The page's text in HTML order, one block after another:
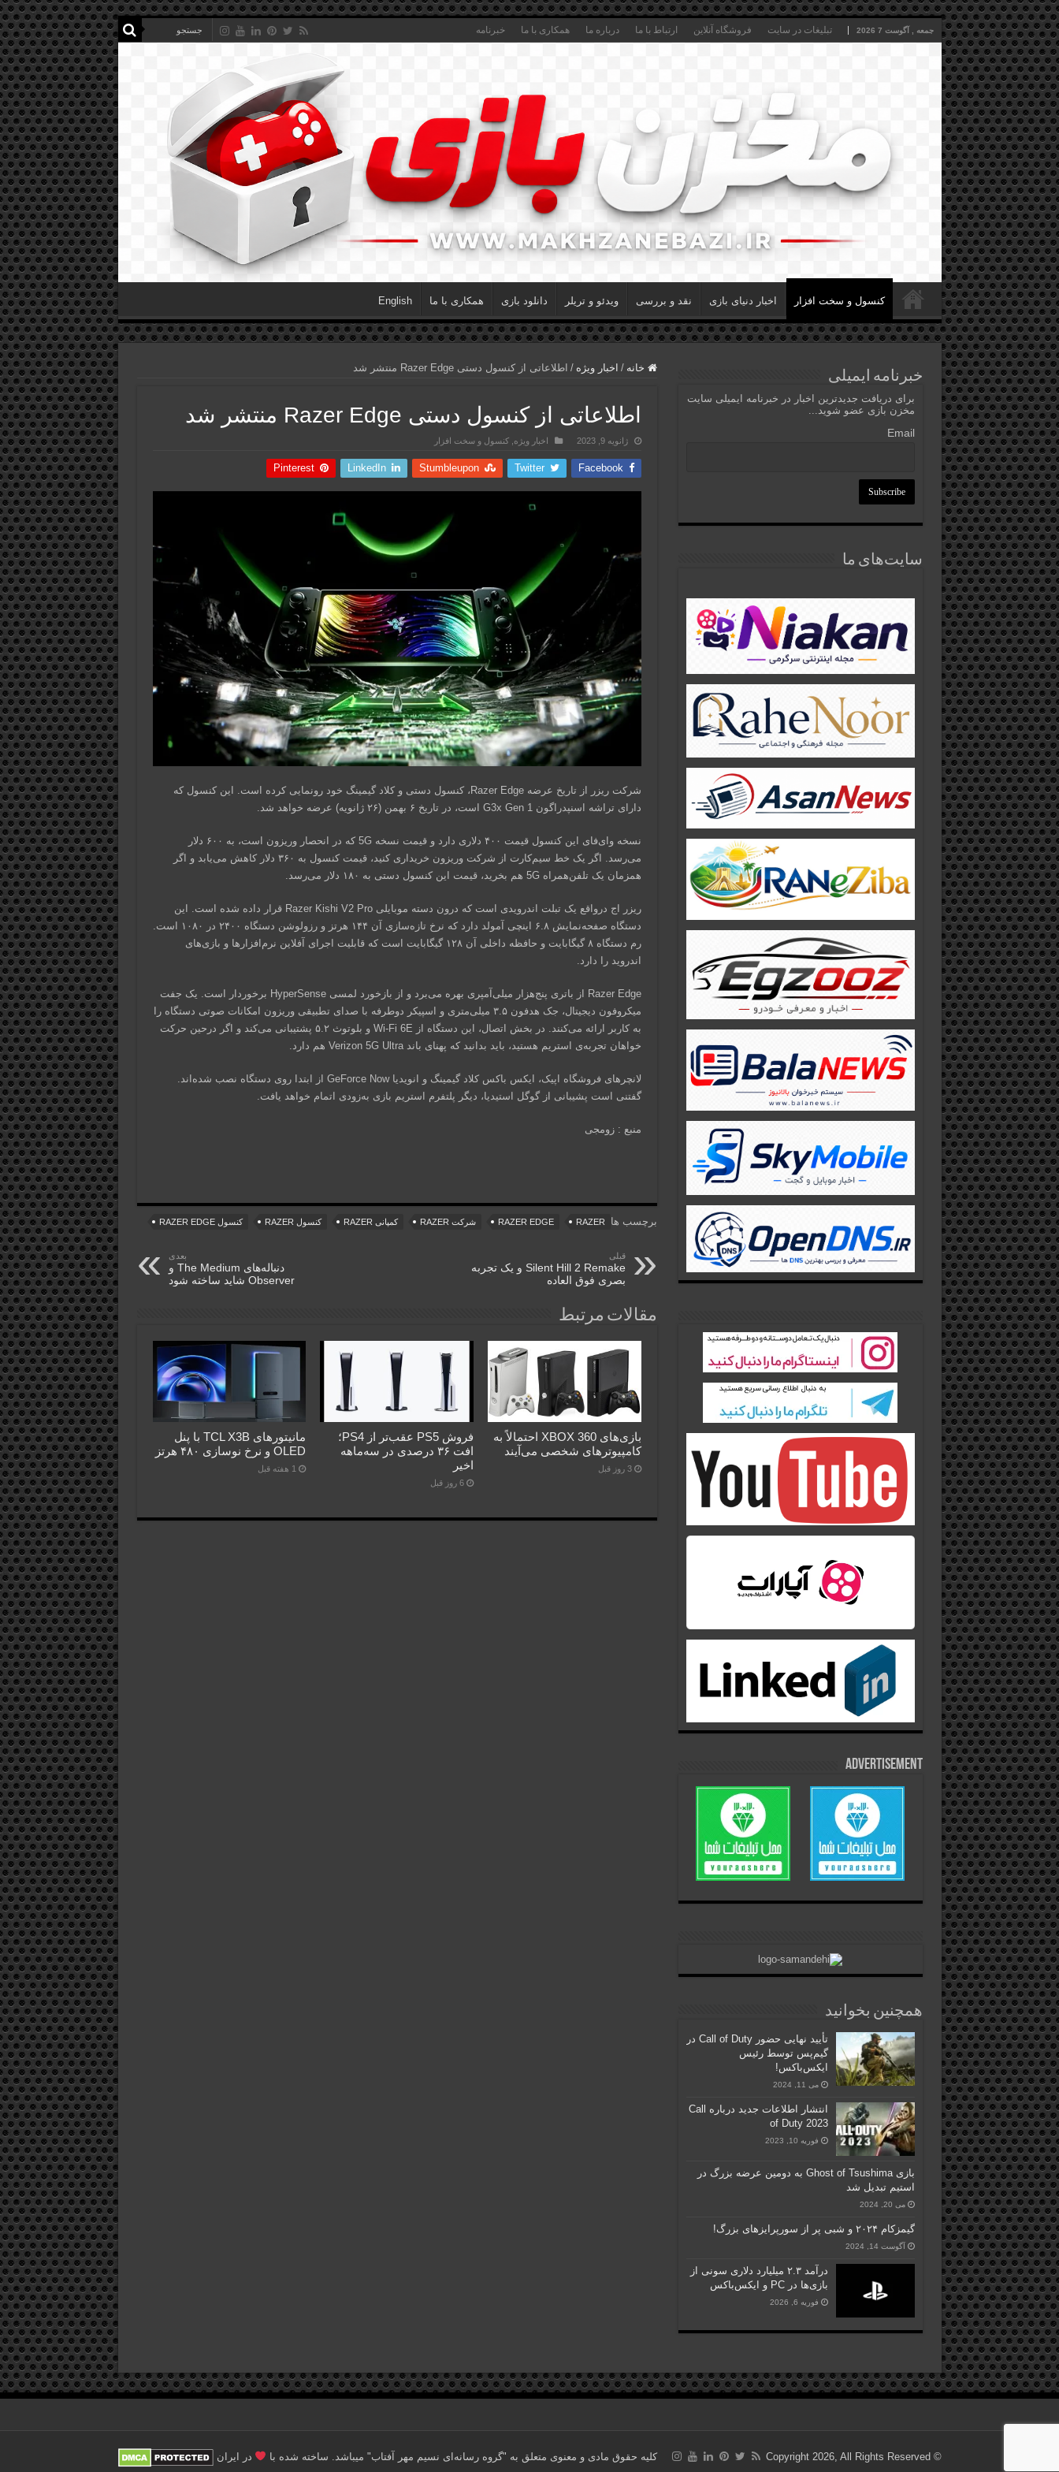
جمعه , آگوست 7 2026 تبلیغات در سایت فروشگاه آنلاین ارتباط با ما درباره ما همکاری با ما خبرنامه
کنسول و سخت افزار اخبار دنیای بازی نقد و بررسی ویدئو و تریلر دانلود بازی همکاری با ما English
خانه / اخبار ویژه / اطلاعاتی از کنسول دستی Razer Edge منتشر شد
اطلاعاتی از کنسول دستی Razer Edge منتشر شد
ژانویه 9, 2023 اخبار ویژه ,کنسول و سخت افزار
Facebook
Twitter
Stumbleupon
LinkedIn
Pinterest
شرکت ریزر از تاریخ عرضه Razer Edge، کنسول دستی و کلاد گیمینگ خود رونمایی کرده است. این کنسول که
دارای تراشه اسنپدراگون G3x Gen 1 است، در تاریخ ۶ بهمن (۲۶ ژانویه) عرضه خواهد شد.
نسخه وای‌فای این کنسول قیمت ۴۰۰ دلاری دارد و قیمت نسخه 5G که در انحصار وریزون است، به ۶۰۰ دلار
می‌رسد. اگر یک خط سیم‌کارت از شرکت وریزون خریداری کنید، قیمت کنسول به ۳۶۰ دلار کاهش می‌یابد و اگر
همزمان یک تلفن‌همراه 5G هم بخرید، قیمت این کنسول دستی به ۱۸۰ دلار می‌رسد.
ریزر اج درواقع یک تبلت اندرویدی است که درون دسته موبایلی Razer Kishi V2 Pro قرار داده شده است. این
دستگاه صفحه‌نمایش ۶.۸ اینچی آمولد دارد که نرخ تازه‌سازی آن ۱۴۴ هرتز و رزولوشن دستگاه ۲۴۰۰ در ۱۰۸۰ است.
رم دستگاه ۸ گیگابایت و حافظه داخلی آن ۱۲۸ گیگابایت است که قابلیت اجرای آفلاین نرم‌افزارها و بازی‌های
اندروید را دارد.
Razer Edge از باتری پنج‌هزار میلی‌آمپری بهره می‌برد و از بازخورد لمسی HyperSense برخوردار است. یک جفت
میکروفون دیجیتال، جک هدفون ۳.۵ میلی‌متری و اسپیکر دوطرفه با صدای تطبیقی وریزون امکانات صوتی دستگاه را
به کاربر ارائه می‌کنند. در بخش اتصال، این دستگاه از Wi-Fi 6E و بلوتوث ۵.۲ پشتیبانی می‌کند و اگر درحین حرکت
خواهان تجربه‌ی استریم هستید، باید بدانید که پهنای باند Verizon 5G Ultra هم دارد.
لانچرهای فروشگاه اپیک، ایکس باکس کلاد گیمینگ و انویدیا GeForce Now از ابتدا روی دستگاه نصب‌ شده‌اند.
گفتنی است پشیبانی از گوگل استیدیا، دیگر پلتفرم استریم بازی به‌زودی اتمام خواهد یافت.
منبع : زومجی
برچسب ها RAZER
RAZER EDGE شرکت RAZER کمپانی RAZER کنسول RAZER کنسول RAZER EDGE
قبلی
Silent Hill 2 Remake و یک تجربه
بصری فوق العاده
بعدی
دنباله‌های The Medium و
Observer شاید ساخته شود
مقالات مرتبط
بازی‌های XBOX 360 احتمالاً به
کامپیوترهای شخصی می‌آیند
3 روز قبل
فروش PS5 عقب‌تر از PS4؛
افت ۳۶ درصدی در سه‌ماهه
اخیر
6 روز قبل
مانیتورهای TCL X3B با پنل
OLED و نرخ نوسازی ۴۸۰ هرتز
1 هفته قبل
خبرنامه ایمیلی
برای دریافت جدیدترین اخبار در خبرنامه ایمیلی سایت
مخزن بازی عضو شوید...
Email
سایت‌های ما
Advertisement
همچنین بخوانید
تأیید نهایی حضور Call of Duty در
گیم‌پس توسط رئیس
ایکس‌باکس!
می 11, 2024
انتشار اطلاعات جدید درباره Call
of Duty 2023
فوریه 10, 2023
بازی Ghost of Tsushima به دومین عرضه بزرگ در
استیم تبدیل شد
می 20, 2024
گیمزکام ۲۰۲۴ و شبی پر از سورپرایزهای بزرگ!
آگوست 14, 2024
درآمد ۲.۳ میلیارد دلاری سونی از
بازی‌ها در PC و ایکس‌باکس
فوریه 6, 2026
کلیه حقوق مادی و معنوی متعلق به "گروه رسانه‌ای نسیم مهر آفتاب" می‎باشد. ساخته شده با در ایران © Copyright 2026, All Rights Reserved